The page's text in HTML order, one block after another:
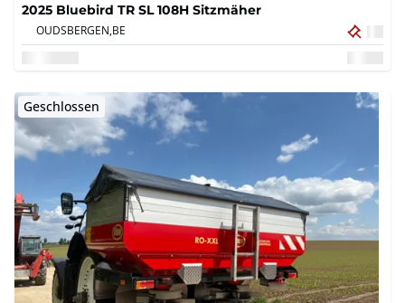
2025 Bluebird TR SL 108H Sitzmäher
OUDSBERGEN,BE
Geschlossen